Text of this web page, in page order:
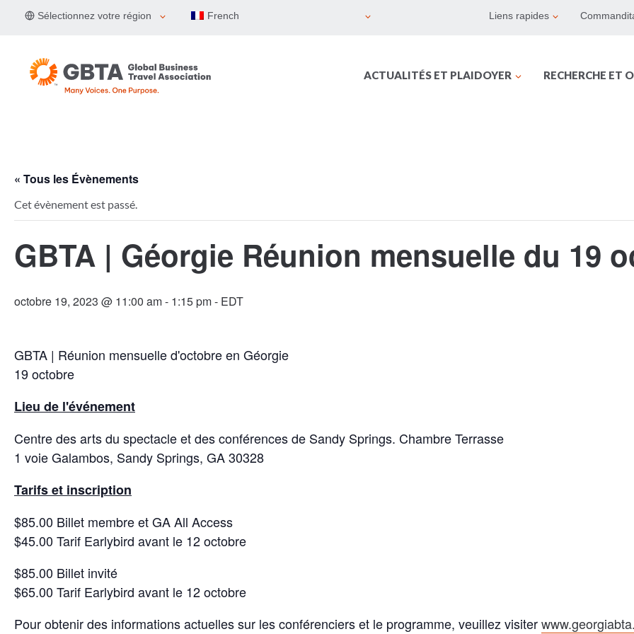
Sélectionnez votre région French Liens rapides
ACTUALITÉS ET PLAIDOYER RECHERCHE ET
« Tous les Évènements
Cet évènement est passé.
GBTA | Géorgie Réunion mensuelle du 19
octobre 19, 2023 @ 11:00 am- 1:15 pm- EDT
GBTA | Réunion mensuelle d'octobre en Géorgie
19 octobre
Lieu de l'événement
Centre des arts du spectacle et des conférences de Sandy Springs. Chambre Terrasse
1 voie Galambos, Sandy Springs, GA 30328
Tarifs et inscription
$85.00 Billet membre et GA All Access
$45.00 Tarif Earlybird avant le 12 octobre
$85.00 Billet invité
$65.00 Tarif Earlybird avant le 12 octobre
Pour obtenir des informations actuelles sur les conférenciers et le programme, veuillez visiter